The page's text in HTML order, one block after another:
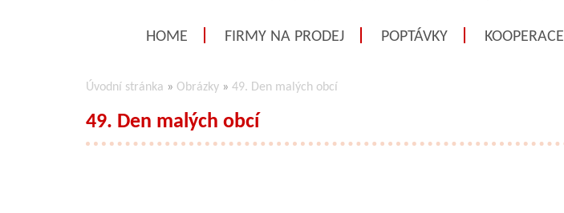
HOME FIRMY NA PRODEJ POPTÁVKY KOOPERACE
Úvodní stránka » Obrázky » 49. Den malých obcí
49. Den malých obcí